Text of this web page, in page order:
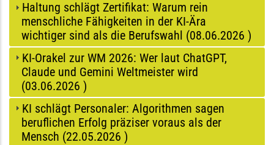
Haltung schlägt Zertifikat: Warum rein
menschliche Fähigkeiten in der KI-Ära
wichtiger sind als die Berufswahl (08.06.2026 )
KI-Orakel zur WM 2026: Wer laut ChatGPT,
Claude und Gemini Weltmeister wird
(03.06.2026 )
KI schlägt Personaler: Algorithmen sagen
beruflichen Erfolg präziser voraus als der
Mensch (22.05.2026 )